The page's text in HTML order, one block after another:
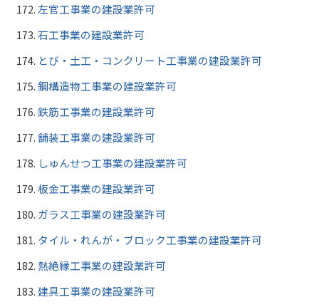
左官工事業の建設業許可
石工事業の建設業許可
とび・土工・コンクリート工事業の建設業許可
鋼構造物工事業の建設業許可
鉄筋工事業の建設業許可
舗装工事業の建設業許可
しゅんせつ工事業の建設業許可
板金工事業の建設業許可
ガラス工事業の建設業許可
タイル・れんが・ブロック工事業の建設業許可
熱絶縁工事業の建設業許可
建具工事業の建設業許可